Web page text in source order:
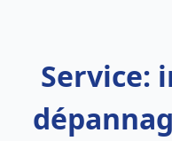
Service: